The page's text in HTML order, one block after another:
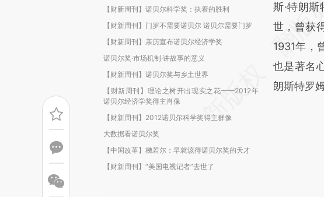
【财新周刊】诺贝尔科学奖：执着的胜利
【财新周刊】门罗不需要诺贝尔 诺贝尔需要门罗
【财新周刊】亲历宣布诺贝尔经济学奖
诺贝尔奖·市场机制·讲故事的意义
【财新周刊】诺贝尔奖与乡土世界
【财新周刊】理论之树开出现实之花——2012年
诺贝尔经济学奖得主肖像
【财新周刊】2012诺贝尔科学奖得主群像
大数据看诺贝尔奖
【中国改革】梯若尔：早就该得诺贝尔奖的天才
【财新周刊】“美国电视记者”去世了
AI
[https://
(https://
而成，可
财新观点
斯·特朗
世，曾获
1931年，
也是著名
朗斯特罗